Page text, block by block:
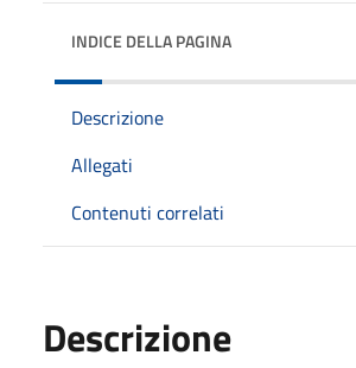
INDICE DELLA PAGINA
Descrizione
Allegati
Contenuti correlati
Descrizione